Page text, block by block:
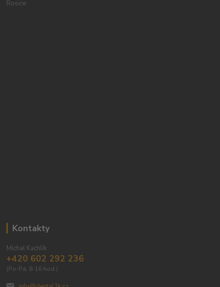
Rosice
Kontakty
Michal Kachlík
+420 602 292 236
(Po-Pá, 8-16 hod.)